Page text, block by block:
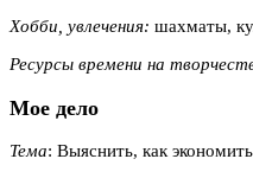
Хобби, увлечения: шахматы,
Ресурсы времени на
Мое дело
Тема: Выяснить, как